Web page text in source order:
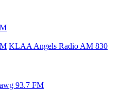
KLAA Angels Radio AM 830
93.7 FM